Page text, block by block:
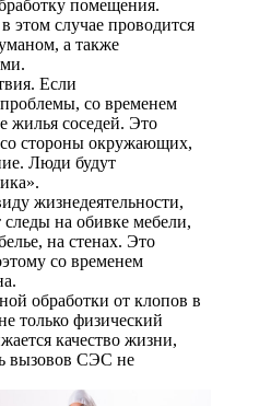
помещения.
этом случае проводится
а также
Если
со временем
жилья соседей. Это
стороны окружающих,
Люди будут
жизнедеятельности,
на обивке мебели,
на стенах. Это
со временем
обработки от клопов в
только физический
качество жизни,
вызовов СЭС не